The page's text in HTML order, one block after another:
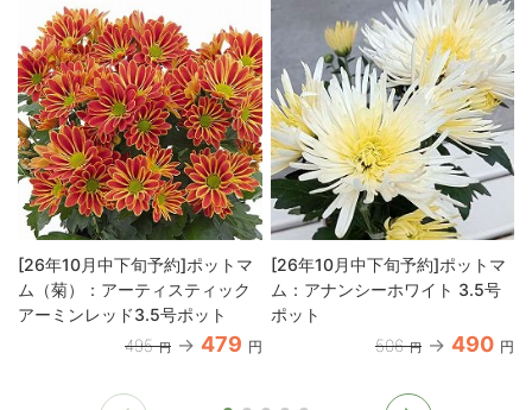
[26年10月中下旬予約]ポットマ
ム（菊）：アーティスティック
アーミンレッド3.5号ポット
495 円 479 円
[26年10月中下旬予約]ポットマ
ム：アナンシーホワイト 3.5号
ポット
506 円 490 円